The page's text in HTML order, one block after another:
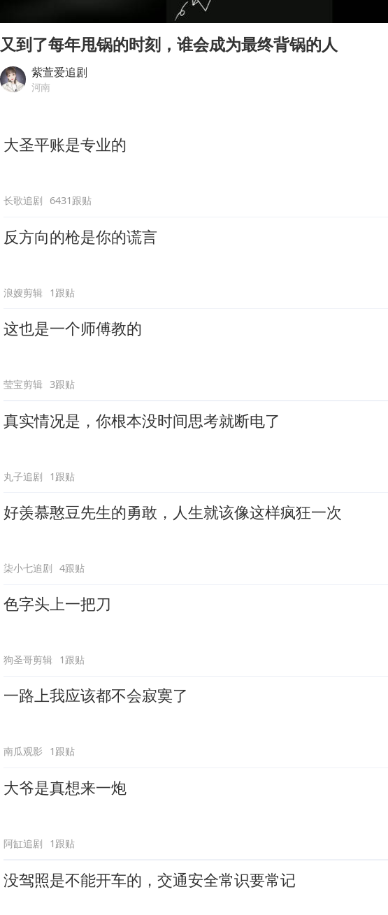
龚宝冬烈士安葬仪式举行
24小时不关空调 电费会更低吗
又到了每年甩锅的时刻，谁会成为最终背锅的人
紫萱爱追剧
河南
大圣平账是专业的
长歌追剧 6431跟贴
反方向的枪是你的谎言
浪嫂剪辑 1跟贴
这也是一个师傅教的
莹宝剪辑 3跟贴
真实情况是，你根本没时间思考就断电了
丸子追剧 1跟贴
好羡慕憨豆先生的勇敢，人生就该像这样疯狂一次
柒小七追剧 4跟贴
色字头上一把刀
狗圣哥剪辑 1跟贴
一路上我应该都不会寂寞了
南瓜观影 1跟贴
大爷是真想来一炮
阿缸追剧 1跟贴
没驾照是不能开车的，交通安全常识要常记